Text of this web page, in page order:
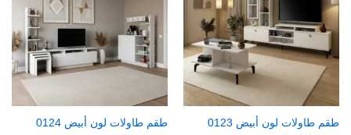
طقم طاولات لون أبيض 0123 طقم طاولات لون أبيض 0124